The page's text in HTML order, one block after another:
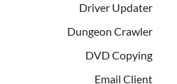
Driver Updater
Dungeon Crawler
DVD Copying
Email Client